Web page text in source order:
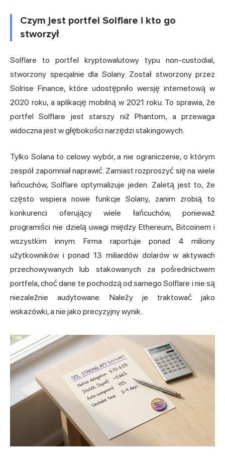
Czym jest portfel Solflare i kto go
stworzył
Solflare to portfel kryptowalutowy typu non-custodial,
stworzony specjalnie dla Solany. Został stworzony przez
Solrise Finance, które udostępniło wersję internetową w
2020 roku, a aplikację mobilną w 2021 roku. To sprawia, że
portfel Solflare jest starszy niż Phantom, a przewaga
widoczna jest w głębokości narzędzi stakingowych.
Tylko Solana to celowy wybór, a nie ograniczenie, o którym
zespół zapomniał naprawić. Zamiast rozproszyć się na wiele
łańcuchów, Solflare optymalizuje jeden. Zaletą jest to, że
często wspiera nowe funkcje Solany, zanim zrobią to
konkurenci oferujący wiele łańcuchów, ponieważ
programiści nie dzielą uwagi między Ethereum, Bitcoinem i
wszystkim innym. Firma raportuje ponad 4 miliony
użytkowników i ponad 13 miliardów dolarów w aktywach
przechowywanych lub stakowanych za pośrednictwem
portfela, choć dane te pochodzą od samego Solflare i nie są
niezależnie audytowane. Należy je traktować jako
wskazówki, a nie jako precyzyjny wynik.